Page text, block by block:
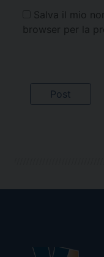
Salva il mio
browser per la